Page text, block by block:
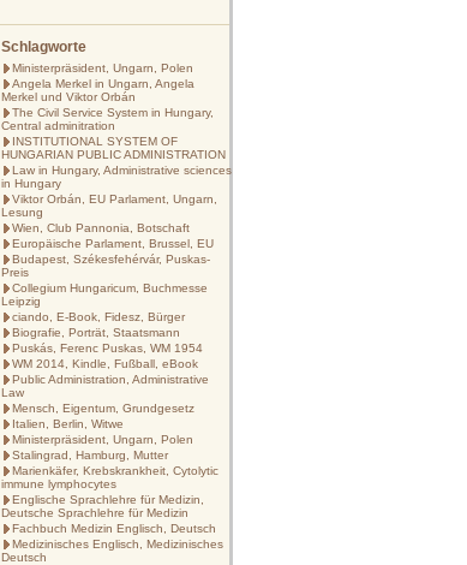
Schlagworte
Ministerpräsident, Ungarn, Polen
Angela Merkel in Ungarn, Angela
Merkel und Viktor Orbán
The Civil Service System in Hungary,
Central adminitration
INSTITUTIONAL SYSTEM OF
HUNGARIAN PUBLIC ADMINISTRATION
Law in Hungary, Administrative sciences
in Hungary
Viktor Orbán, EU Parlament, Ungarn,
Lesung
Wien, Club Pannonia, Botschaft
Europäische Parlament, Brussel, EU
Budapest, Székesfehérvár, Puskas-
Preis
Collegium Hungaricum, Buchmesse
Leipzig
ciando, E-Book, Fidesz, Bürger
Biografie, Porträt, Staatsmann
Puskás, Ferenc Puskas, WM 1954
WM 2014, Kindle, Fußball, eBook
Public Administration, Administrative
Law
Mensch, Eigentum, Grundgesetz
Italien, Berlin, Witwe
Ministerpräsident, Ungarn, Polen
Stalingrad, Hamburg, Mutter
Marienkäfer, Krebskrankheit, Cytolytic
immune lymphocytes
Englische Sprachlehre für Medizin,
Deutsche Sprachlehre für Medizin
Fachbuch Medizin Englisch, Deutsch
Medizinisches Englisch, Medizinisches
Deutsch